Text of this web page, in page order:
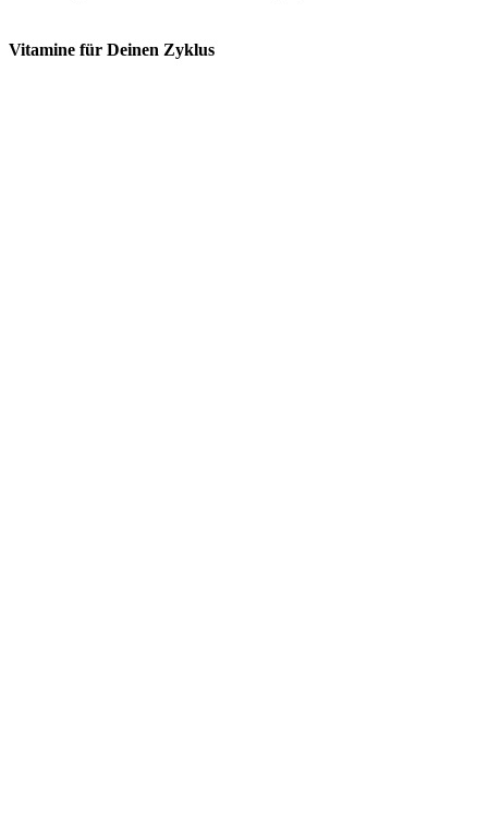
Vitamine für Deinen Zyklus